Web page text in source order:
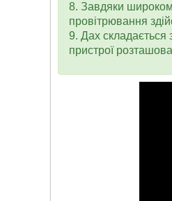
8. Завдяки
провітрювання
9. Дах складається
пристрої